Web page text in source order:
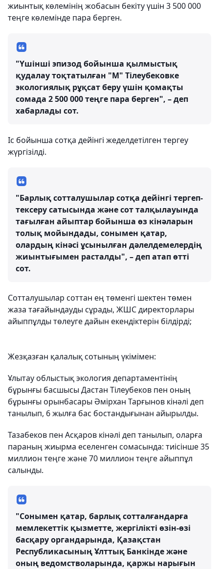
жиынтық көлемінің жобасын бекіту үшін 3 500 000
теңге көлемінде пара берген.
"Үшінші эпизод бойынша қылмыстық
қудалау тоқтатылған "М" Тілеубековке
экологиялық рұқсат беру үшін қомақты
сомада 2 500 000 теңге пара берген", – деп
хабарлады сот.
Іс бойынша сотқа дейінгі жеделдетілген тергеу
жүргізілді.
"Барлық сотталушылар сотқа дейінгі тергеп-
тексеру сатысында және сот талқылауында
тағылған айыптар бойынша өз кінәларын
толық мойындады, сонымен қатар,
олардың кінәсі ұсынылған дәлелдемелердің
жиынтығымен расталды", – деп атап өтті
сот.
Сотталушылар соттан ең төменгі шектен төмен
жаза тағайындауды сұрады, ЖШС директорлары
айыппұлды төлеуге дайын екендіктерін білдірді;
Жезқазған қалалық сотының үкімімен:
Ұлытау облыстық экология департаментінің
бұрынғы басшысы Дастан Тілеубеков пен оның
бұрынғы орынбасары Әмірхан Тарғынов кінәлі деп
танылып, 6 жылға бас бостандығынан айырылды.
Тазабеков пен Асқаров кінәлі деп танылып, оларға
параның жиырма еселенген сомасында: тиісінше 35
миллион теңге және 70 миллион теңге айыппұл
салынды.
"Сонымен қатар, барлық сотталғандарға
мемлекеттік қызметте, жергілікті өзін-өзі
басқару органдарында, Қазақстан
Республикасының Ұлттық Банкінде және
оның ведомстволарында, қаржы нарығын